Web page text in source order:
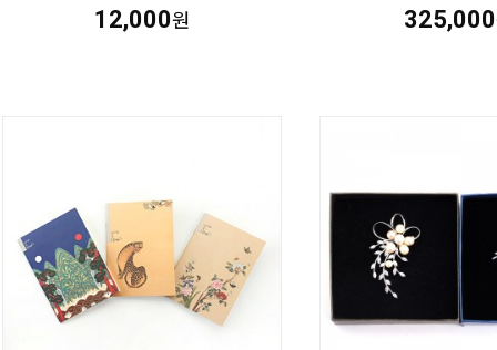
12,000원 325,000